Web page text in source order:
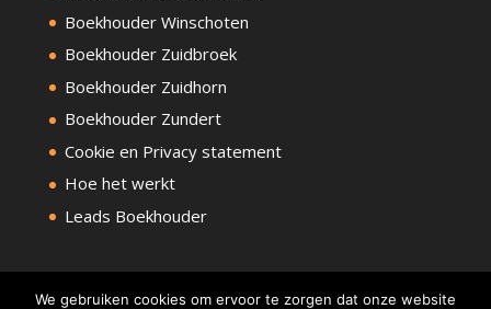
Boekhouder Winschoten
Boekhouder Zuidbroek
Boekhouder Zuidhorn
Boekhouder Zundert
Cookie en Privacy statement
Hoe het werkt
Leads Boekhouder
We gebruiken cookies om ervoor te zorgen dat onze website